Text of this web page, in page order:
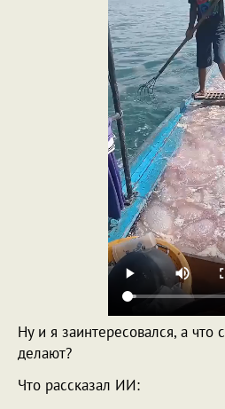
Ну и я заинтересовался, а
делают?
Что рассказал ИИ: